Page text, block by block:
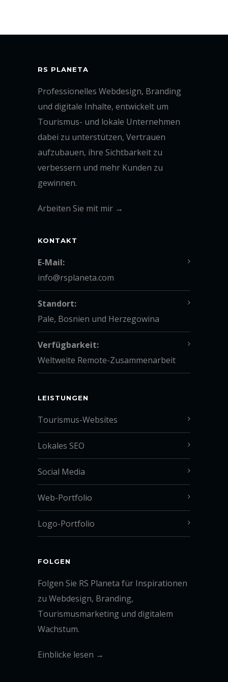
RS PLANETA
Professionelles Webdesign, Branding
und digitale Inhalte, entwickelt um
Tourismus- und lokale Unternehmen
dabei zu unterstützen, Vertrauen
aufzubauen, ihre Sichtbarkeit zu
verbessern und mehr Kunden zu
gewinnen.
Arbeiten Sie mit mir →
KONTAKT
E-Mail:
info@rsplaneta.com
Standort:
Pale, Bosnien und Herzegowina
Verfügbarkeit:
Weltweite Remote-Zusammenarbeit
LEISTUNGEN
Tourismus-Websites
Lokales SEO
Social Media
Web-Portfolio
Logo-Portfolio
FOLGEN
Folgen Sie RS Planeta für Inspirationen
zu Webdesign, Branding,
Tourismusmarketing und digitalem
Wachstum.
Einblicke lesen →